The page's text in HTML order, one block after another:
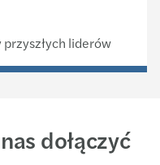
liderów
dołączyć